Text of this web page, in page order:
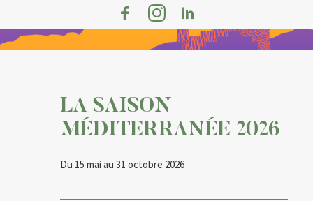
LA SAISON
MÉDITERRANÉE 2026
Du 15 mai au 31 octobre 2026